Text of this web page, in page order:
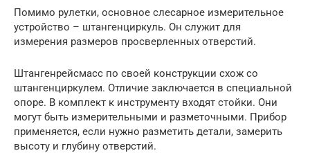
Помимо рулетки, основное слесарное измерительное
устройство – штангенциркуль. Он служит для
измерения размеров просверленных отверстий.
Штангенрейсмасс по своей конструкции схож со
штангенциркулем. Отличие заключается в специальной
опоре. В комплект к инструменту входят стойки. Они
могут быть измерительными и разметочными. Прибор
применяется, если нужно разметить детали, замерить
высоту и глубину отверстий.